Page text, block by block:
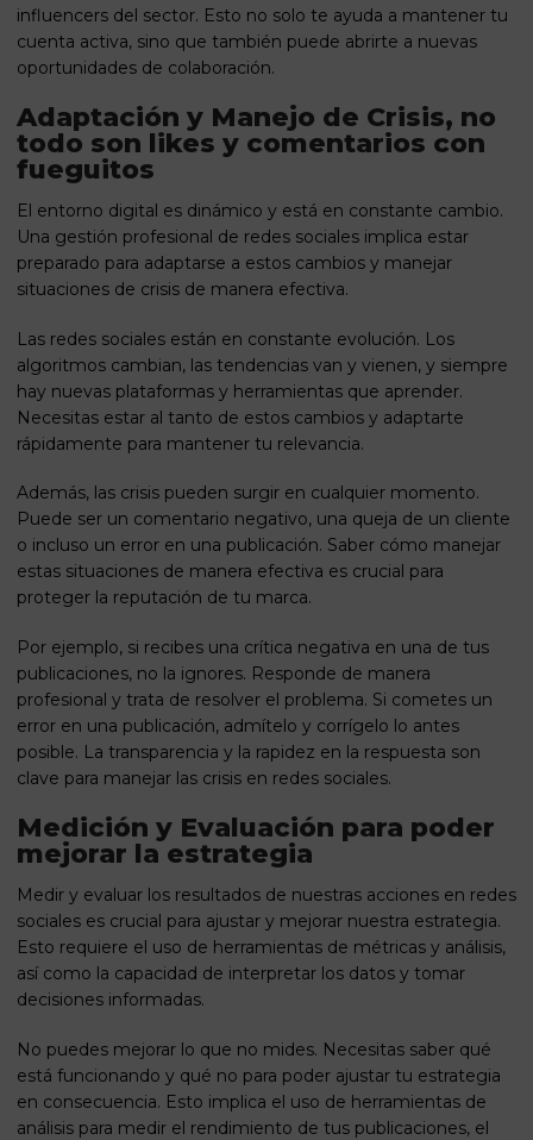
influencers del sector. Esto no solo te ayuda a mantener tu
cuenta activa, sino que también puede abrirte a nuevas
oportunidades de colaboración.
Adaptación y Manejo de Crisis, no
todo son likes y comentarios con
fueguitos
El entorno digital es dinámico y está en constante cambio.
Una gestión profesional de redes sociales implica estar
preparado para adaptarse a estos cambios y manejar
situaciones de crisis de manera efectiva.
Las redes sociales están en constante evolución. Los
algoritmos cambian, las tendencias van y vienen, y siempre
hay nuevas plataformas y herramientas que aprender.
Necesitas estar al tanto de estos cambios y adaptarte
rápidamente para mantener tu relevancia.
Además, las crisis pueden surgir en cualquier momento.
Puede ser un comentario negativo, una queja de un cliente
o incluso un error en una publicación. Saber cómo manejar
estas situaciones de manera efectiva es crucial para
proteger la reputación de tu marca.
Por ejemplo, si recibes una crítica negativa en una de tus
publicaciones, no la ignores. Responde de manera
profesional y trata de resolver el problema. Si cometes un
error en una publicación, admítelo y corrígelo lo antes
posible. La transparencia y la rapidez en la respuesta son
clave para manejar las crisis en redes sociales.
Medición y Evaluación para poder
mejorar la estrategia
Medir y evaluar los resultados de nuestras acciones en redes
sociales es crucial para ajustar y mejorar nuestra estrategia.
Esto requiere el uso de herramientas de métricas y análisis,
así como la capacidad de interpretar los datos y tomar
decisiones informadas.
No puedes mejorar lo que no mides. Necesitas saber qué
está funcionando y qué no para poder ajustar tu estrategia
en consecuencia. Esto implica el uso de herramientas de
análisis para medir el rendimiento de tus publicaciones, el